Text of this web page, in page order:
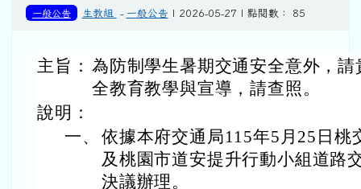
一般公告 生教組 - 一般公告 | 2026-05-27 | 點閱數： 85
主旨： 為防制學生暑期交通安全意外，
全教育教學與宣導，請查照。
說明：
一、 依據本府交通局115年5月25日桃
及桃園市道安提升行動小組道路
決議辦理。